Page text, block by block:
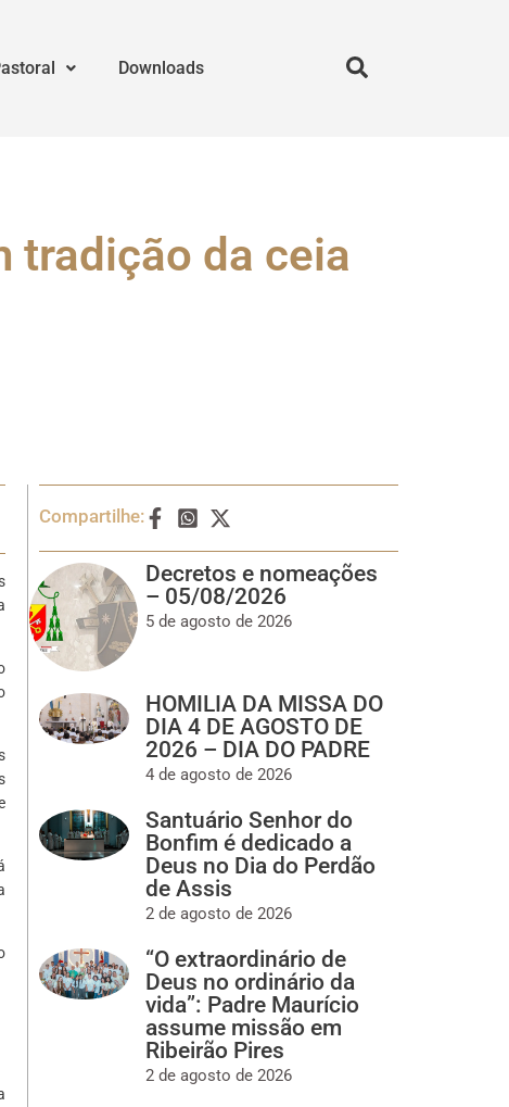
Downloads
tradição da ceia
Compartilhe:
Decretos e nomeações
– 05/08/2026
5 de agosto de 2026
HOMILIA DA MISSA DO
DIA 4 DE AGOSTO DE
2026 – DIA DO PADRE
4 de agosto de 2026
Santuário Senhor do
Bonfim é dedicado a
Deus no Dia do Perdão
de Assis
2 de agosto de 2026
“O extraordinário de
Deus no ordinário da
vida”: Padre Maurício
assume missão em
Ribeirão Pires
2 de agosto de 2026